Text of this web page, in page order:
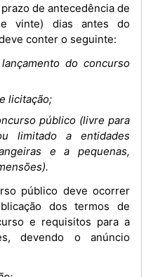
de antecedência de
vinte) dias antes do
conter o seguinte:
do concurso
licitação;
público (livre para
limitado a entidades
e a pequenas,
dos termos de
e requisitos para a
devendo o anúncio